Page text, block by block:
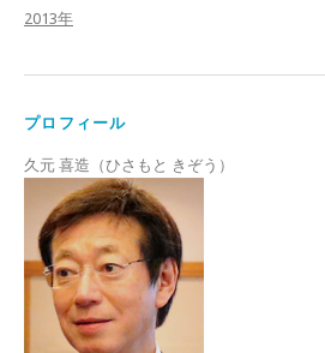
2013年
プロフィール
久元 喜造（ひさもと きぞう）